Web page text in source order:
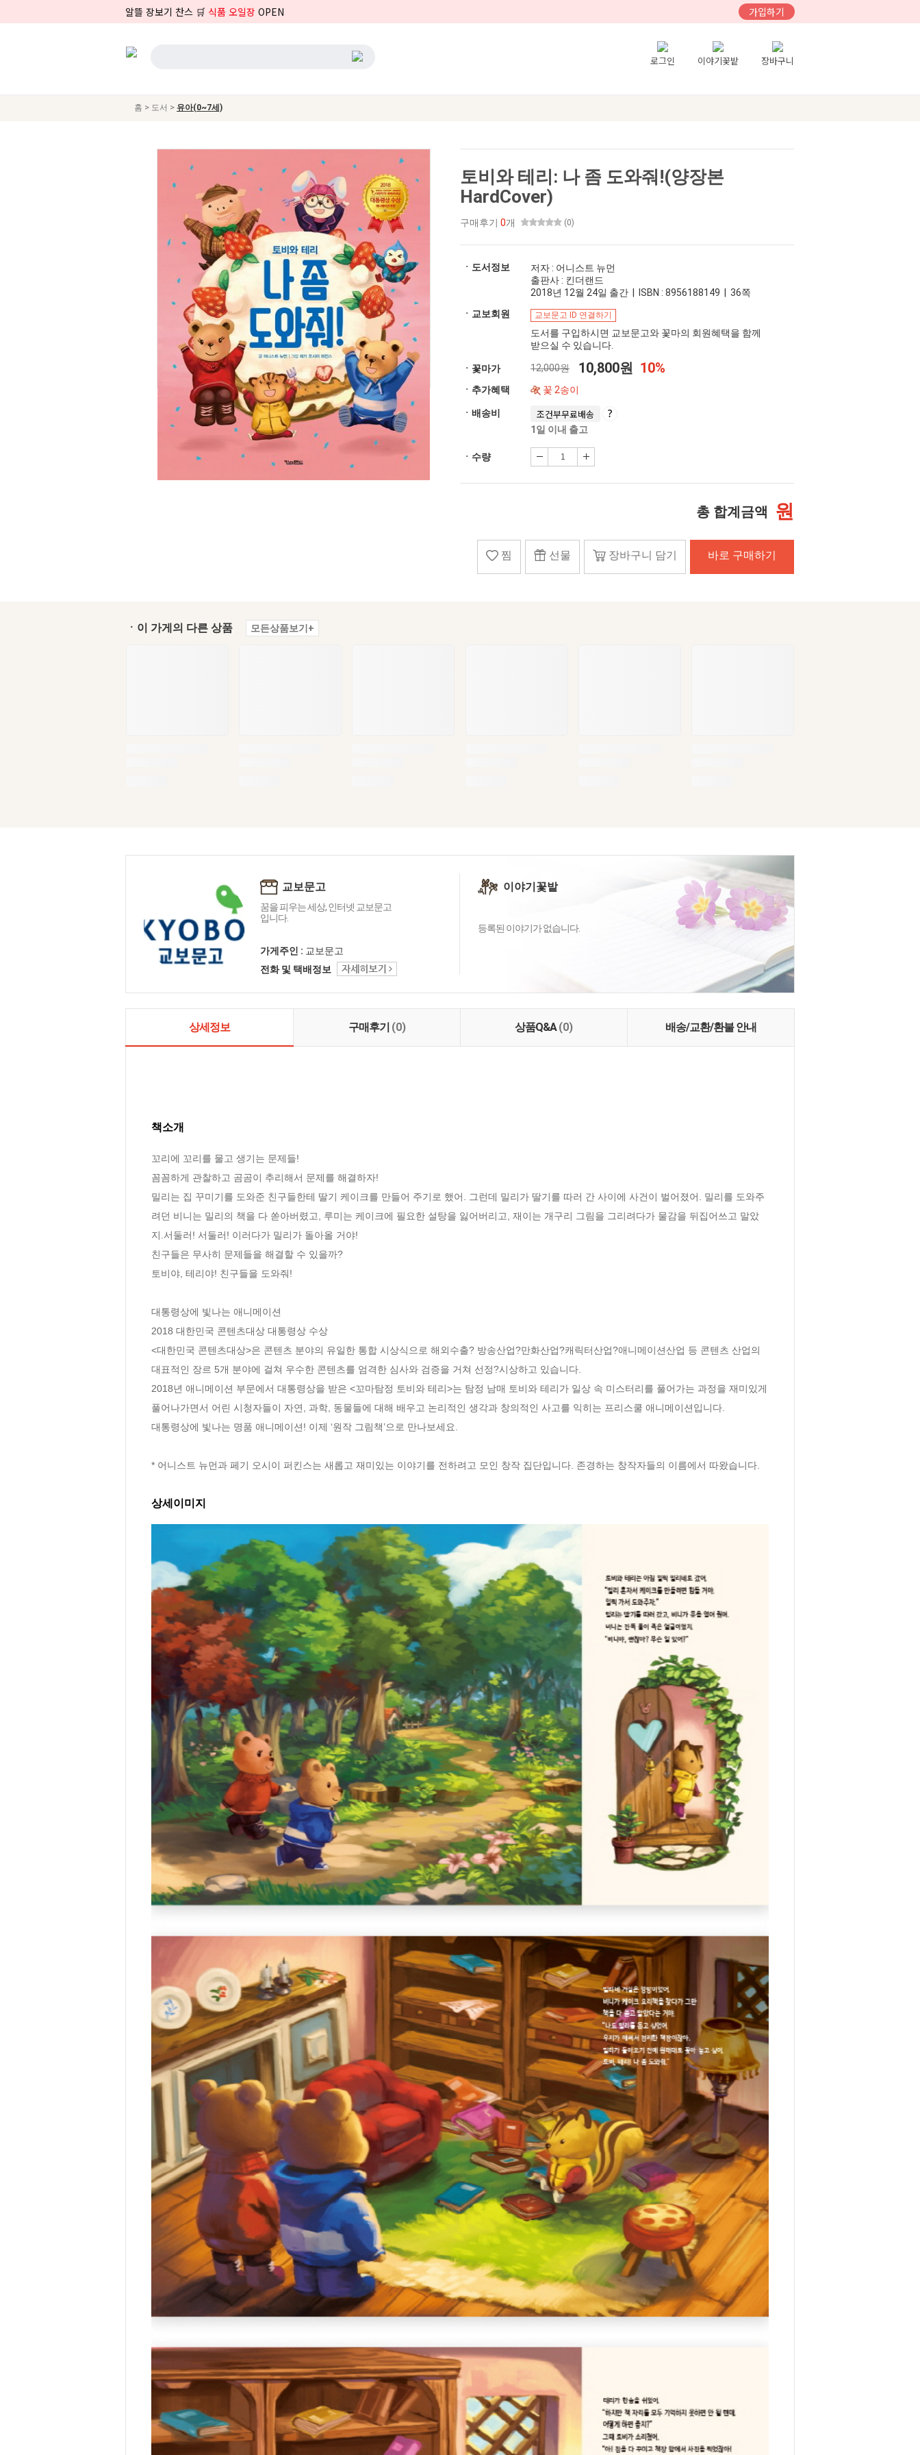
알뜰 장보기 찬스 🛒 식품 오일장 OPEN 가입하기
로그인 이야기꽃밭 장바구니
홈 > 도서 > 유아(0~7세)
토비와 테리: 나 좀 도와줘!(양장본
HardCover)
구매후기 0개 (0)
ㆍ도서정보
저자 : 어니스트 뉴먼
출판사 : 킨더랜드
2018년 12월 24일 출간 | ISBN : 8956188149 | 36쪽
ㆍ교보회원
교보문고 ID 연결하기
도서를 구입하시면 교보문고와 꽃마의 회원혜택을 함께
받으실 수 있습니다.
ㆍ꽃마가 12,000원 10,800원 10%
ㆍ추가혜택 꽃 2송이
ㆍ배송비 조건부무료배송
1일 이내 출고
ㆍ수량
총 합계금액 원
찜 선물 장바구니 담기 바로 구매하기
ㆍ이 가게의 다른 상품 모든상품보기+
교보문고
꿈을 피우는 세상, 인터넷 교보문고
입니다.
가게주인 : 교보문고
전화 및 택배정보
이야기꽃밭
등록된 이야기가 없습니다.
상세정보 구매후기 (0) 상품Q&A(0) 배송/교환/환불 안내
책소개
꼬리에 꼬리를 물고 생기는 문제들!
꼼꼼하게 관찰하고 곰곰이 추리해서 문제를 해결하자!
밀리는 집 꾸미기를 도와준 친구들한테 딸기 케이크를 만들어 주기로 했어. 그런데 밀리가 딸기를 따러 간 사이에 사건이 벌어졌어. 밀리를 도와주
려던 비니는 밀리의 책을 다 쏟아버렸고, 루미는 케이크에 필요한 설탕을 잃어버리고, 재이는 개구리 그림을 그리려다가 물감을 뒤집어쓰고 말았
지.서둘러! 서둘러! 이러다가 밀리가 돌아올 거야!
친구들은 무사히 문제들을 해결할 수 있을까?
토비야, 테리야! 친구들을 도와줘!
대통령상에 빛나는 애니메이션
2018 대한민국 콘텐츠대상 대통령상 수상
<대한민국 콘텐츠대상>은 콘텐츠 분야의 유일한 통합 시상식으로 해외수출? 방송산업?만화산업?캐릭터산업?애니메이션산업 등 콘텐츠 산업의
대표적인 장르 5개 분야에 걸쳐 우수한 콘텐츠를 엄격한 심사와 검증을 거쳐 선정?시상하고 있습니다.
2018년 애니메이션 부문에서 대통령상을 받은 <꼬마탐정 토비와 테리>는 탐정 남매 토비와 테리가 일상 속 미스터리를 풀어가는 과정을 재미있게
풀어나가면서 어린 시청자들이 자연, 과학, 동물들에 대해 배우고 논리적인 생각과 창의적인 사고를 익히는 프리스쿨 애니메이션입니다.
대통령상에 빛나는 명품 애니메이션! 이제 ‘원작 그림책’으로 만나보세요.
* 어니스트 뉴먼과 페기 오시이 퍼킨스는 새롭고 재미있는 이야기를 전하려고 모인 창작 집단입니다. 존경하는 창작자들의 이름에서 따왔습니다.
상세이미지